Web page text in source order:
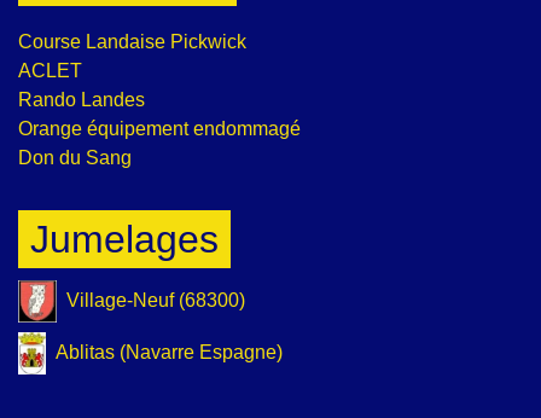
Course Landaise Pickwick
ACLET
Rando Landes
Orange équipement endommagé
Don du Sang
Jumelages
Village-Neuf (68300)
Ablitas (Navarre Espagne)